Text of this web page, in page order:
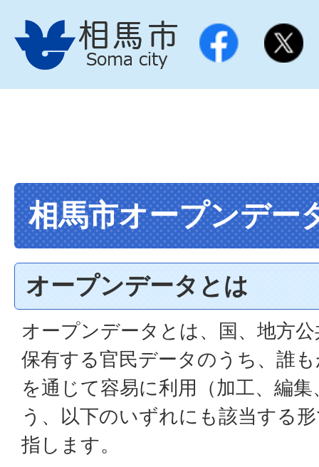
相馬市オープンデー
オープンデータとは
オープンデータとは、国、地方
保有する官民データのうち、誰
を通じて容易に利用（加工、編
う、以下のいずれにも該当する
指します。